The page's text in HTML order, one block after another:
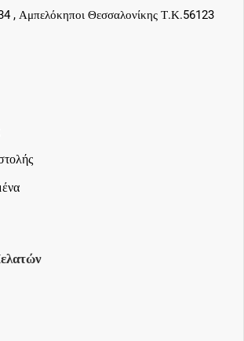
, Αμπελόκηποι Θεσσαλονίκης Τ.Κ.56123